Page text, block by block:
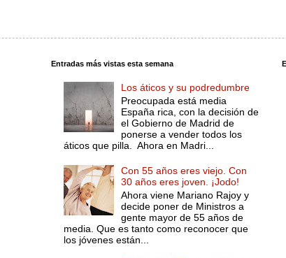
Entradas más vistas esta semana
Los áticos y su podredumbre
Preocupada está media
España rica, con la decisión de
el Gobierno de Madrid de
ponerse a vender todos los
áticos que pilla. Ahora en Madri...
Con 55 años eres viejo. Con
30 años eres joven. ¡Jodo!
Ahora viene Mariano Rajoy y
decide poner de Ministros a
gente mayor de 55 años de
media. Que es tanto como reconocer que
los jóvenes están...